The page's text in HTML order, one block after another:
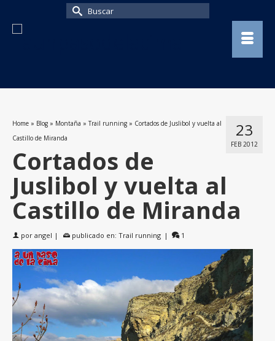
Buscar
23
FEB 2012
Home » Blog » Montaña » Trail running » Cortados de Juslibol y vuelta al
Castillo de Miranda
Cortados de
Juslibol y vuelta al
Castillo de Miranda
por angel | publicado en: Trail running | 1